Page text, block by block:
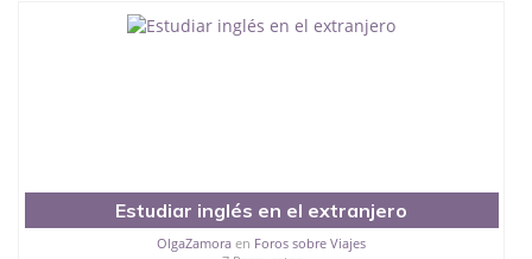
Estudiar inglés en el extranjero
OlgaZamora en Foros sobre Viajes